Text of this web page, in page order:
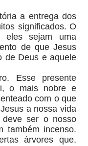
a entrega dos
significados. O
sejam uma
de que Jesus
de Deus e aquele
Esse presente
o mais nobre e
com o que
a nossa vida
ser o nosso
também incenso.
árvores que,